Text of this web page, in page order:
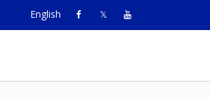
English